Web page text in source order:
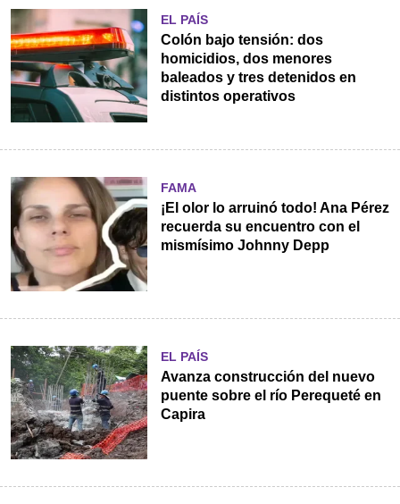
EL PAÍS
Colón bajo tensión: dos
homicidios, dos menores
baleados y tres detenidos en
distintos operativos
FAMA
¡El olor lo arruinó todo! Ana Pérez
recuerda su encuentro con el
mismísimo Johnny Depp
EL PAÍS
Avanza construcción del nuevo
puente sobre el río Perequeté en
Capira